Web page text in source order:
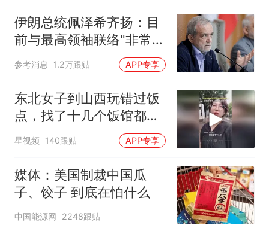
间创作“悬浮字” 网友：真·裸眼
3D！
热
制裁瓜子饺子，美国怕什
么？
伊朗总统佩泽希齐扬：目
前与最高领袖联络"非常困
难"
参考消息 1.2万跟贴 APP专享
东北女子到山西玩错过饭
点，找了十几个饭馆都没
开门：午休到几点
星视频 140跟贴 APP专享
媒体：美国制裁中国瓜
子、饺子 到底在怕什么
中国能源网 2248跟贴